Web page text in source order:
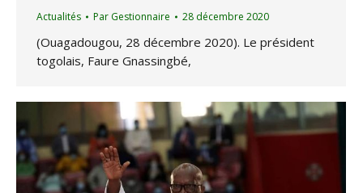
Actualités Par Gestionnaire 28 décembre 2020
(Ouagadougou, 28 décembre 2020). Le président
togolais, Faure Gnassingbé,